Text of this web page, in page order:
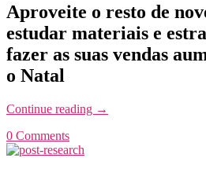
Aproveite o resto de
estudar materiais e
fazer as suas vendas
o Natal
Continue reading →
0 Comments